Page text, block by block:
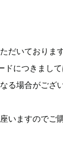
だいております
ドにつきまし
る場合がござ
いますのでご